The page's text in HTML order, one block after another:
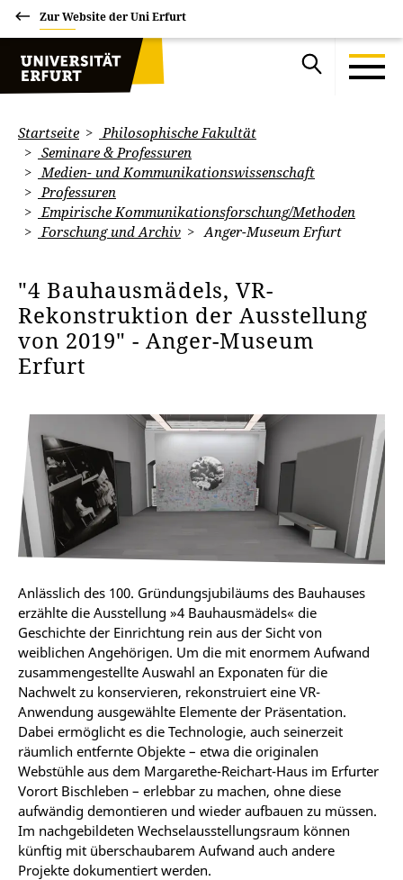
Zur Website der Uni Erfurt
Startseite
Philosophische Fakultät
Seminare & Professuren
Medien- und Kommunikationswissenschaft
Professuren
Empirische Kommunikationsforschung/Methoden
Forschung und Archiv
Anger-Museum Erfurt
"4 Bauhausmädels, VR-
Rekonstruktion der Ausstellung
von 2019" - Anger-Museum
Erfurt
Anlässlich des 100. Gründungsjubiläums des Bauhauses
erzählte die Ausstellung »4 Bauhausmädels« die
Geschichte der Einrichtung rein aus der Sicht von
weiblichen Angehörigen. Um die mit enormem Aufwand
zusammengestellte Auswahl an Exponaten für die
Nachwelt zu konservieren, rekonstruiert eine VR-
Anwendung ausgewählte Elemente der Präsentation.
Dabei ermöglicht es die Technologie, auch seinerzeit
räumlich entfernte Objekte – etwa die originalen
Webstühle aus dem Margarethe-Reichart-Haus im Erfurter
Vorort Bischleben – erlebbar zu machen, ohne diese
aufwändig demontieren und wieder aufbauen zu müssen.
Im nachgebildeten Wechselausstellungsraum können
künftig mit überschaubarem Aufwand auch andere
Projekte dokumentiert werden.